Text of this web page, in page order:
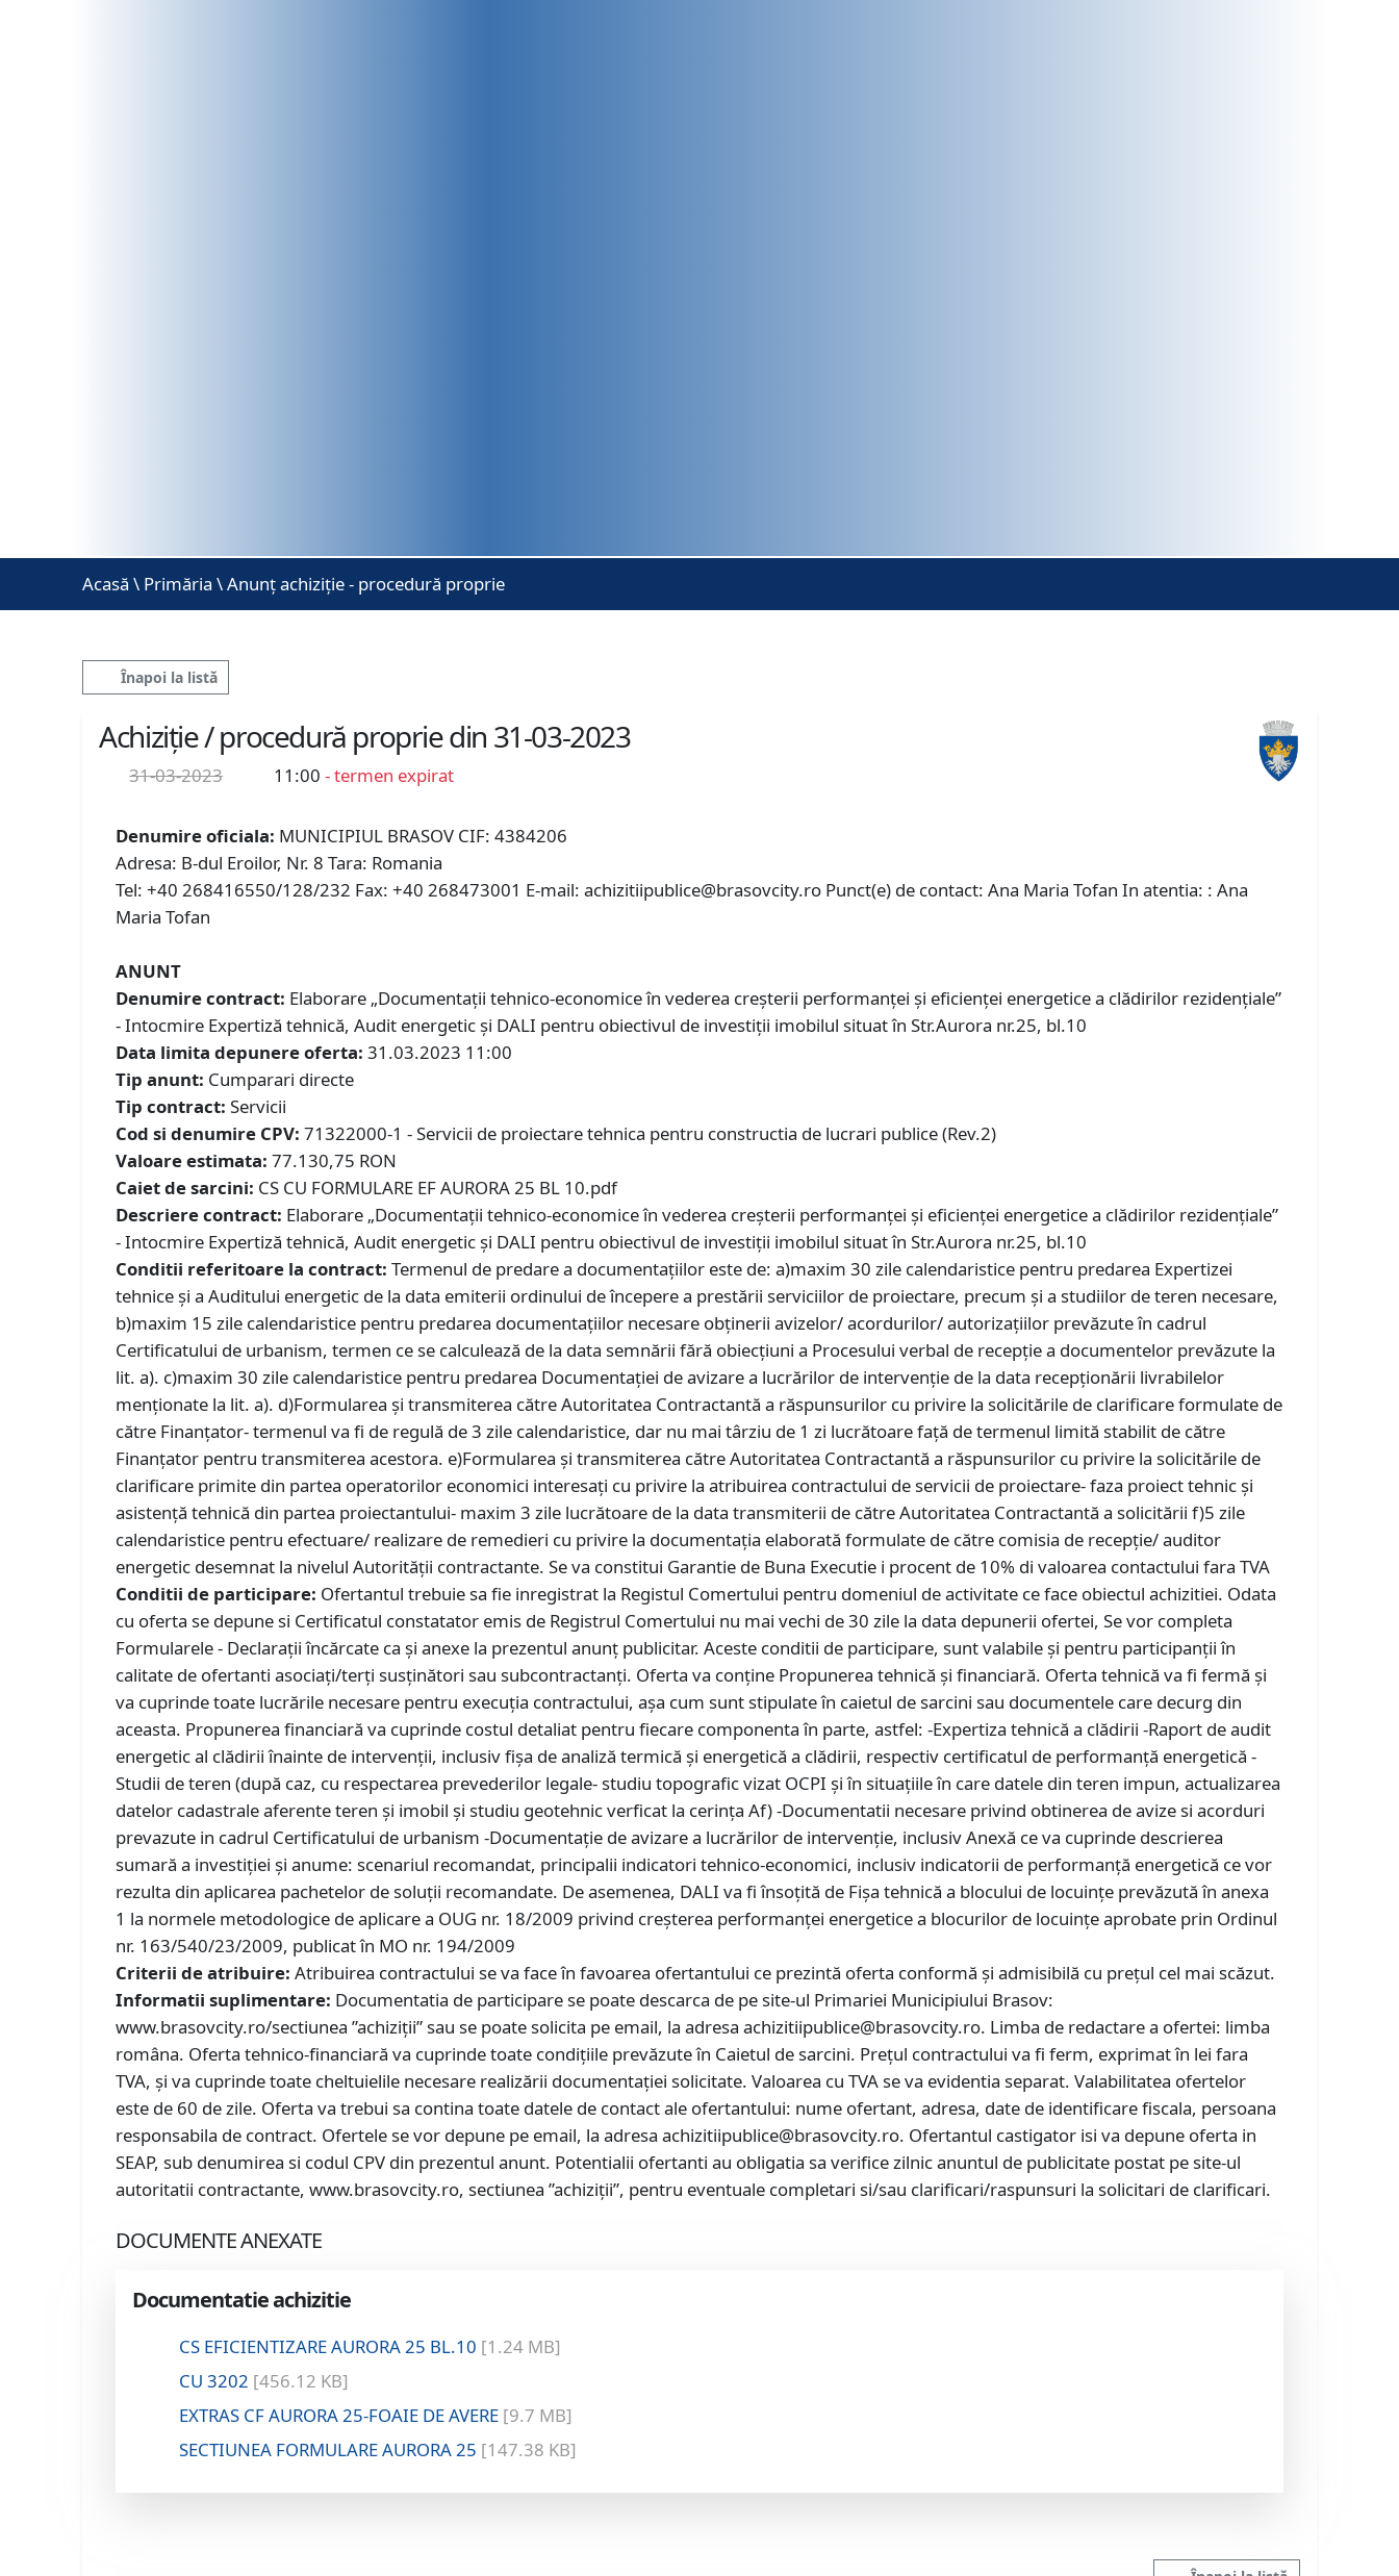
Acasă \ Primăria \ Anunț achiziție - procedură proprie
Înapoi la listă
Achiziție / procedură proprie din 31-03-2023
31-03-2023 11:00- termen expirat
Denumire oficiala: MUNICIPIUL BRASOV CIF: 4384206
Adresa: B-dul Eroilor, Nr. 8 Tara: Romania
Tel: +40 268416550/128/232 Fax: +40 268473001 E-mail: achizitiipublice@brasovcity.ro Punct(e) de contact: Ana Maria Tofan In atentia: : Ana
Maria Tofan
ANUNT
Denumire contract: Elaborare „Documentații tehnico-economice în vederea creșterii performanței și eficienței energetice a clădirilor rezidențiale”
- Intocmire Expertiză tehnică, Audit energetic și DALI pentru obiectivul de investiții imobilul situat în Str.Aurora nr.25, bl.10
Data limita depunere oferta:31.03.2023 11:00
Tip anunt: Cumparari directe
Tip contract:Servicii
Cod si denumire CPV:71322000-1 - Servicii de proiectare tehnica pentru constructia de lucrari publice (Rev.2)
Valoare estimata:77.130,75 RON
Caiet de sarcini: CS CU FORMULARE EF AURORA 25 BL 10.pdf
Descriere contract: Elaborare „Documentații tehnico-economice în vederea creșterii performanței și eficienței energetice a clădirilor rezidențiale”
- Intocmire Expertiză tehnică, Audit energetic și DALI pentru obiectivul de investiții imobilul situat în Str.Aurora nr.25, bl.10
Conditii referitoare la contract:Termenul de predare a documentațiilor este de: a)maxim 30 zile calendaristice pentru predarea Expertizei
tehnice și a Auditului energetic de la data emiterii ordinului de începere a prestării serviciilor de proiectare, precum și a studiilor de teren necesare,
b)maxim 15 zile calendaristice pentru predarea documentațiilor necesare obținerii avizelor/ acordurilor/ autorizațiilor prevăzute în cadrul
Certificatului de urbanism, termen ce se calculează de la data semnării fără obiecțiuni a Procesului verbal de recepție a documentelor prevăzute la
lit. a). c)maxim 30 zile calendaristice pentru predarea Documentației de avizare a lucrărilor de intervenție de la data recepționării livrabilelor
menționate la lit. a). d)Formularea și transmiterea către Autoritatea Contractantă a răspunsurilor cu privire la solicitările de clarificare formulate de
către Finanțator- termenul va fi de regulă de 3 zile calendaristice, dar nu mai târziu de 1 zi lucrătoare față de termenul limită stabilit de către
Finanțator pentru transmiterea acestora. e)Formularea și transmiterea către Autoritatea Contractantă a răspunsurilor cu privire la solicitările de
clarificare primite din partea operatorilor economici interesați cu privire la atribuirea contractului de servicii de proiectare- faza proiect tehnic și
asistență tehnică din partea proiectantului- maxim 3 zile lucrătoare de la data transmiterii de către Autoritatea Contractantă a solicitării f)5 zile
calendaristice pentru efectuare/ realizare de remedieri cu privire la documentația elaborată formulate de către comisia de recepție/ auditor
energetic desemnat la nivelul Autorității contractante. Se va constitui Garantie de Buna Executie i procent de 10% di valoarea contactului fara TVA
Conditii de participare: Ofertantul trebuie sa fie inregistrat la Registul Comertului pentru domeniul de activitate ce face obiectul achizitiei. Odata
cu oferta se depune si Certificatul constatator emis de Registrul Comertului nu mai vechi de 30 zile la data depunerii ofertei, Se vor completa
Formularele - Declarații încărcate ca și anexe la prezentul anunț publicitar. Aceste conditii de participare, sunt valabile și pentru participanții în
calitate de ofertanti asociați/terţi susţinători sau subcontractanți. Oferta va conține Propunerea tehnică și financiară. Oferta tehnică va fi fermă şi
va cuprinde toate lucrările necesare pentru execuţia contractului, aşa cum sunt stipulate în caietul de sarcini sau documentele care decurg din
aceasta. Propunerea financiară va cuprinde costul detaliat pentru fiecare componenta în parte, astfel: -Expertiza tehnică a clădirii -Raport de audit
energetic al clădirii înainte de intervenții, inclusiv fişa de analiză termică şi energetică a clădirii, respectiv certificatul de performanţă energetică -
Studii de teren (după caz, cu respectarea prevederilor legale- studiu topografic vizat OCPI și în situațiile în care datele din teren impun, actualizarea
datelor cadastrale aferente teren și imobil și studiu geotehnic verficat la cerința Af) -Documentatii necesare privind obtinerea de avize si acorduri
prevazute in cadrul Certificatului de urbanism -Documentație de avizare a lucrărilor de intervenție, inclusiv Anexă ce va cuprinde descrierea
sumară a investiției și anume: scenariul recomandat, principalii indicatori tehnico-economici, inclusiv indicatorii de performanță energetică ce vor
rezulta din aplicarea pachetelor de soluții recomandate. De asemenea, DALI va fi însoțită de Fișa tehnică a blocului de locuințe prevăzută în anexa
1 la normele metodologice de aplicare a OUG nr. 18/2009 privind creşterea performanţei energetice a blocurilor de locuinţe aprobate prin Ordinul
nr. 163/540/23/2009, publicat în MO nr. 194/2009
Criterii de atribuire:Atribuirea contractului se va face în favoarea ofertantului ce prezintă oferta conformă și admisibilă cu prețul cel mai scăzut.
Informatii suplimentare: Documentatia de participare se poate descarca de pe site-ul Primariei Municipiului Brasov:
www.brasovcity.ro/sectiunea ”achiziții” sau se poate solicita pe email, la adresa achizitiipublice@brasovcity.ro. Limba de redactare a ofertei: limba
româna. Oferta tehnico-financiară va cuprinde toate condițiile prevăzute în Caietul de sarcini. Prețul contractului va fi ferm, exprimat în lei fara
TVA, și va cuprinde toate cheltuielile necesare realizării documentației solicitate. Valoarea cu TVA se va evidentia separat. Valabilitatea ofertelor
este de 60 de zile. Oferta va trebui sa contina toate datele de contact ale ofertantului: nume ofertant, adresa, date de identificare fiscala, persoana
responsabila de contract. Ofertele se vor depune pe email, la adresa achizitiipublice@brasovcity.ro. Ofertantul castigator isi va depune oferta in
SEAP, sub denumirea si codul CPV din prezentul anunt. Potentialii ofertanti au obligatia sa verifice zilnic anuntul de publicitate postat pe site-ul
autoritatii contractante, www.brasovcity.ro, sectiunea ”achiziții”, pentru eventuale completari si/sau clarificari/raspunsuri la solicitari de clarificari.
DOCUMENTE ANEXATE
Documentatie achizitie
CS EFICIENTIZARE AURORA 25 BL.10 [1.24 MB]
CU 3202 [456.12 KB]
EXTRAS CF AURORA 25-FOAIE DE AVERE [9.7 MB]
SECTIUNEA FORMULARE AURORA 25 [147.38 KB]